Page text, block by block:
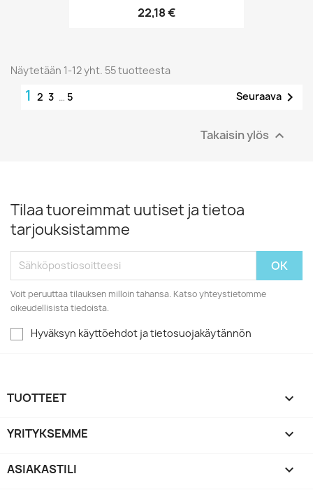
22,18 €
Näytetään 1-12 yht. 55 tuotteesta
1 2 3 … 5 Seuraava 
Takaisin ylös 
Tilaa tuoreimmat uutiset ja tietoa
tarjouksistamme
Voit peruuttaa tilauksen milloin tahansa. Katso yhteystietomme
oikeudellisista tiedoista.
Hyväksyn käyttöehdot ja tietosuojakäytännön
TUOTTEET 
YRITYKSEMME 
ASIAKASTILI 